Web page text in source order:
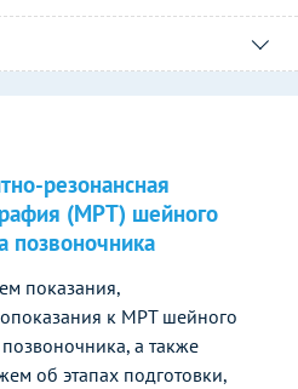
резонансная
(МРТ) шейного
позвоночника
показания,
к МРТ шейного
а также
об этапах подготовки,